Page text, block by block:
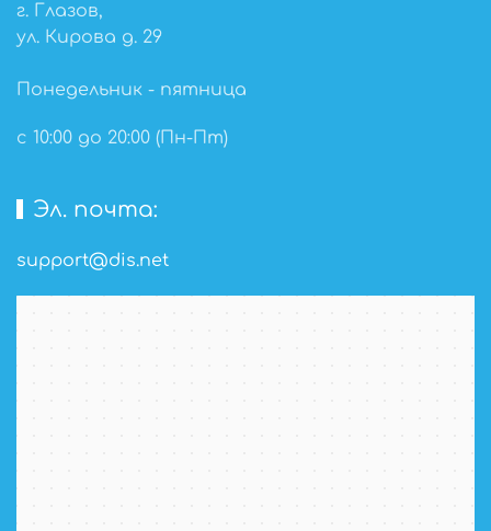
г. Глазов,
ул. Кирова д. 29
Понедельник - пятница
с 10:00 до 20:00 (Пн-Пт)
Эл. почта:
support@dis.net